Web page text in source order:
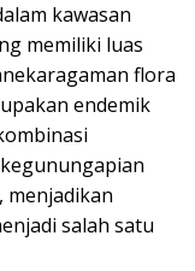
kawasan
memiliki luas
flora
endemik
menjadikan
salah satu